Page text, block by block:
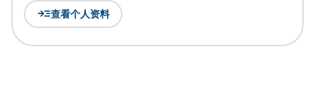
read_more查看个人资料